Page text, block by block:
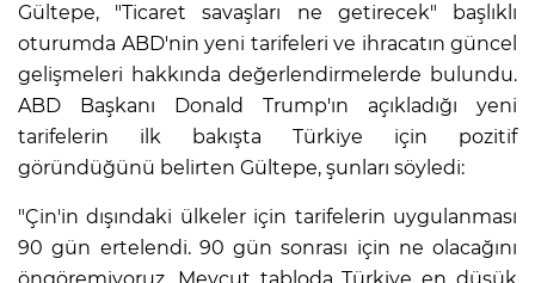
Gültepe, "Ticaret savaşları ne getirecek" başlıklı
oturumda ABD'nin yeni tarifeleri ve ihracatın güncel
gelişmeleri hakkında değerlendirmelerde bulundu.
ABD Başkanı Donald Trump'ın açıkladığı yeni
tarifelerin ilk bakışta Türkiye için pozitif
göründüğünü belirten Gültepe, şunları söyledi:
"Çin'in dışındaki ülkeler için tarifelerin uygulanması
90 gün ertelendi. 90 gün sonrası için ne olacağını